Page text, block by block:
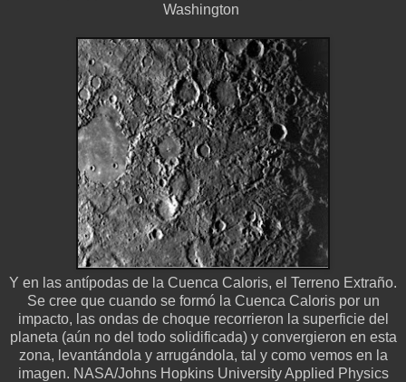
Washington
Y en las antípodas de la Cuenca Caloris, el Terreno Extraño.
Se cree que cuando se formó la Cuenca Caloris por un
impacto, las ondas de choque recorrieron la superficie del
planeta (aún no del todo solidificada) y convergieron en esta
zona, levantándola y arrugándola, tal y como vemos en la
imagen. NASA/Johns Hopkins University Applied Physics